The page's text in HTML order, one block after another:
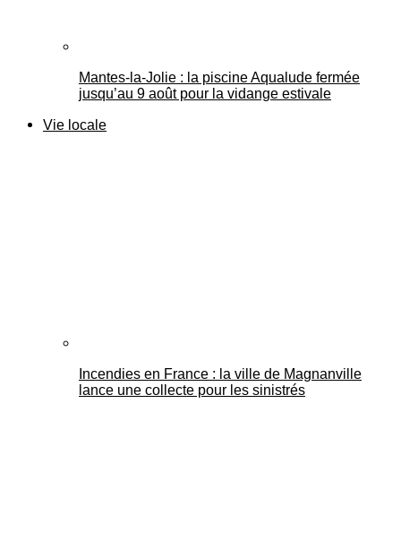
Mantes-la-Jolie : la piscine Aqualude fermée
jusqu’au 9 août pour la vidange estivale
Vie locale
Incendies en France : la ville de Magnanville
lance une collecte pour les sinistrés